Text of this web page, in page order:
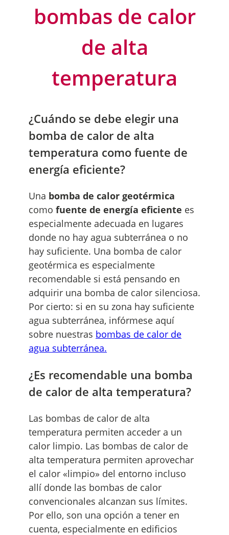
bombas de calor
de alta
temperatura
¿Cuándo se debe elegir una
bomba de calor de alta
temperatura como fuente de
energía eficiente?
Una bomba de calor geotérmica
como fuente de energía eficiente es
especialmente adecuada en lugares
donde no hay agua subterránea o no
hay suficiente. Una bomba de calor
geotérmica es especialmente
recomendable si está pensando en
adquirir una bomba de calor silenciosa.
Por cierto: si en su zona hay suficiente
agua subterránea, infórmese aquí
sobre nuestras bombas de calor de
agua subterránea.
¿Es recomendable una bomba
de calor de alta temperatura?
Las bombas de calor de alta
temperatura permiten acceder a un
calor limpio. Las bombas de calor de
alta temperatura permiten aprovechar
el calor «limpio» del entorno incluso
allí donde las bombas de calor
convencionales alcanzan sus límites.
Por ello, son una opción a tener en
cuenta, especialmente en edificios